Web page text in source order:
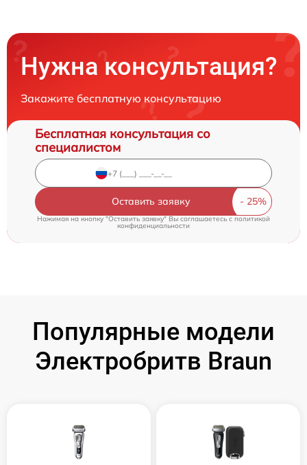
Нужна консультация?
Закажите бесплатную консультацию
Бесплатная консультация со
специалистом
Оставить заявку
Нажимая на кнопку "Оставить заявку" Вы соглашаетесь cполитикой
конфиденциальности
Популярные модели
Электробритв Braun